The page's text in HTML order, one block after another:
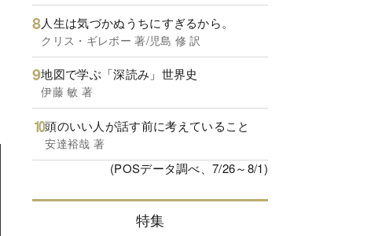
人生は気づかぬうちにすぎるから。
クリス・ギレボー 著/児島 修 訳
地図で学ぶ「深読み」世界史
伊藤 敏 著
頭のいい人が話す前に考えていること
安達裕哉 著
(POSデータ調べ、7/26～8/1)
特集